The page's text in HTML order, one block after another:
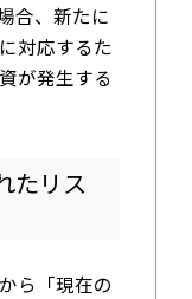
合、新たに
対応するた
が発生する
たリス
ら「現在の